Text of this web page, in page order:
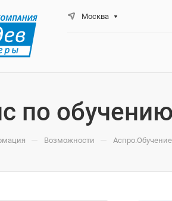
Москва
по
— Возможности — Аспро.Обучение